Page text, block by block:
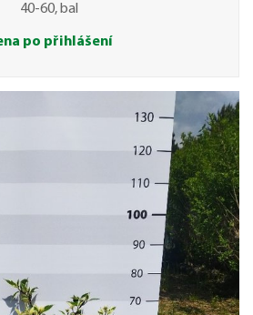
40-60, bal
po přihlášení